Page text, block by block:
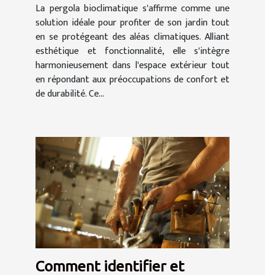
jardin
La pergola bioclimatique s'affirme comme une
solution idéale pour profiter de son jardin tout
en se protégeant des aléas climatiques. Alliant
esthétique et fonctionnalité, elle s'intègre
harmonieusement dans l'espace extérieur tout
en répondant aux préoccupations de confort et
de durabilité. Ce...
Comment identifier et